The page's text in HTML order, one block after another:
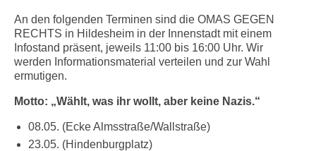
An den folgenden Terminen sind die OMAS GEGEN
RECHTS in Hildesheim in der Innenstadt mit einem
Infostand präsent, jeweils 11:00 bis 16:00 Uhr. Wir
werden Informationsmaterial verteilen und zur Wahl
ermutigen.
Motto: „Wählt, was ihr wollt, aber keine Nazis.“
08.05. (Ecke Almsstraße/Wallstraße)
23.05. (Hindenburgplatz)